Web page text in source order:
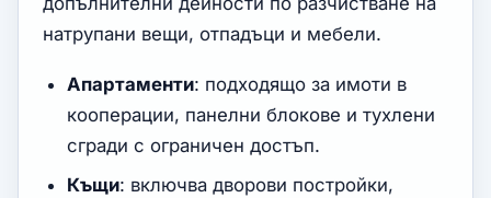
натрупани вещи, отпадъци и мебели.
Апартаменти: подходящо за имоти в
кооперации, панелни блокове и тухлени
сгради с ограничен достъп.
Къщи: включва дворови постройки,